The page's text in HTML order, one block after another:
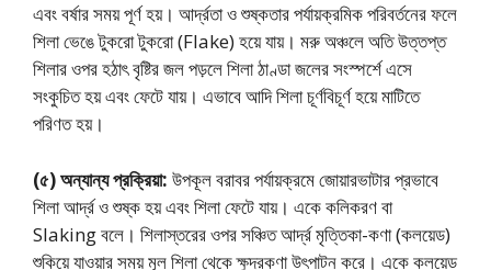
এবং বর্ষার সময় পূর্ণ হয়। আর্দ্রতা ও শুষ্কতার পর্যায়ক্রমিক পরিবর্তনের ফলে
শিলা ভেঙে টুকরাে টুকরাে (Flake) হয়ে যায়। মরু অঞ্চলে অতি উত্তপ্ত
শিলার ওপর হঠাৎ বৃষ্টির জল পড়লে শিলা ঠাণ্ডা জলের সংস্পর্শে এসে
সংকুচিত হয় এবং ফেটে যায়। এভাবে আদি শিলা চূর্ণবিচূর্ণ হয়ে মাটিতে
পরিণত হয়।
(৫) অন্যান্য প্রক্রিয়া: উপকূল বরাবর পর্যায়ক্রমে জোয়ারভাটার প্রভাবে
শিলা আর্দ্র ও শুষ্ক হয় এবং শিলা ফেটে যায়। একে কলিকরণ বা
Slaking বলে। শিলাস্তরের ওপর সঞ্চিত আর্দ্র মৃত্তিকা-কণা (কলয়েড)
শুকিয়ে যাওয়ার সময় মূল শিলা থেকে ক্ষুদ্রকণা উৎপাটন করে। একে কলয়েড